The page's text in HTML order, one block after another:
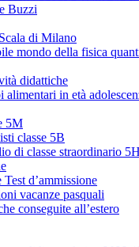
Buzzi
di Milano
mondo della fisica
didattiche
in età
5M
classe 5B
di classe straordinario 5H
d’ammissione
vacanze pasquali
conseguite all’estero